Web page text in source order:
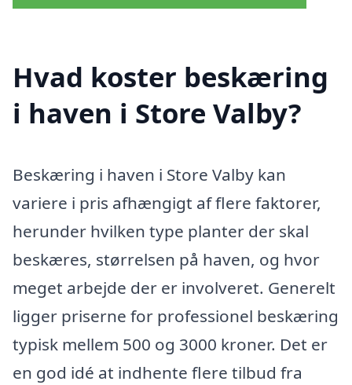
Hvad koster beskæring
i haven i Store Valby?
Beskæring i haven i Store Valby kan
variere i pris afhængigt af flere faktorer,
herunder hvilken type planter der skal
beskæres, størrelsen på haven, og hvor
meget arbejde der er involveret. Generelt
ligger priserne for professionel beskæring
typisk mellem 500 og 3000 kroner. Det er
en god idé at indhente flere tilbud fra